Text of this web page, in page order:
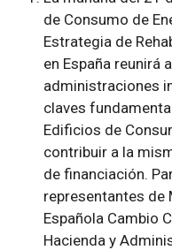
de Consumo de
Estrategia de
en España reunirá
administraciones
claves
Edificios de
contribuir a la
de financiación.
representantes de
Española Cambio
Hacienda y